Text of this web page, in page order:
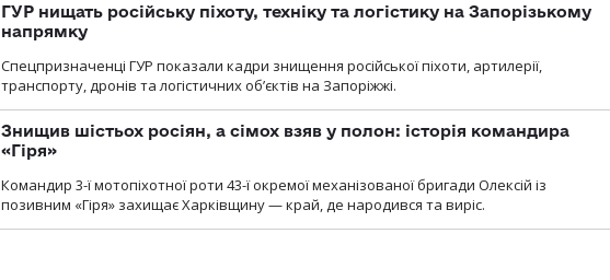
ГУР нищать російську піхоту, техніку та логістику на Запорізькому
напрямку
Спецпризначенці ГУР показали кадри знищення російської піхоти, артилерії,
транспорту, дронів та логістичних об’єктів на Запоріжжі.
Знищив шістьох росіян, а сімох взяв у полон: історія командира
«Гіря»
Командир 3-ї мотопіхотної роти 43-ї окремої механізованої бригади Олексій із
позивним «Гіря» захищає Харківщину — край, де народився та виріс.